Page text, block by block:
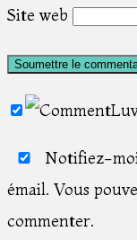
Site web
Notifiez-
émail. Vous
commenter.